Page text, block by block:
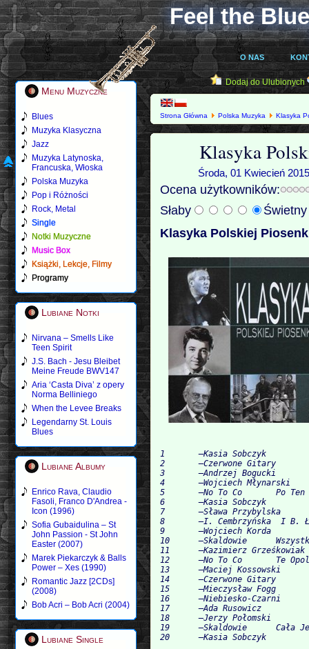
Feel the
O NAS
Menu Muzyczne
Blues
Muzyka Klasyczna
Jazz
Muzyka Latynoska,
Francuska, Włoska
Polska Muzyka
Pop i Różności
Rock, Metal
Single
Notki Muzyczne
Music Box
Książki, Lekcje, Filmy
Programy
Lubiane Notki
Nirvana – Smells Like
Teen Spirit
J.S. Bach - Jesu Bleibet
Meine Freude BWV147
Aria ‘Casta Diva’ z opery
Norma Belliniego
When the Levee Breaks
Legendarny St. Louis
Blues
Lubiane Albumy
Enrico Rava, Claudio
Fasoli, Franco D'Andrea -
Icon (1996)
Sofia Gubaidulina – St
John Passion - St John
Easter (2007)
Marek Piekarczyk & Balls
Power – Xes (1990)
Romantic Jazz [2CDs]
(2008)
Bob Acri – Bob Acri (2004)
Lubiane Single
Dodaj do Ulubionych
Strona Główna Polska Muzyka Klasyka
Klasyka
Środa, 01 Kwiecień
Ocena użytkowników:
Słaby
Klasyka Polskiej
1 	–Kasia Sobczyk	 	Nie Bądź Taki Szybki Bill 	2:10
2 	–Czerwone Gitary 	Takie Ładne Oczy 	2:21
3 	–Andrzej Bogucki 	Czerwony Autobus 	3:27
4 	–Wojciech Młynarski 	Jesteśmy Na Wczasach 	5:05
5 	–No To Co 	Po Ten Kwiat Czerwony 	3:15
6 	–Kasia Sobczyk	 	Mały Książe 	3:50
7 	–Sława Przybylska 	Okularnicy 	2:30
8 	–I. Cembrzyńska  I B. Łazuka 	W Siną Dal 	2:10
9 	–Wojciech Korda 	Niedziela Będzie Dla Nas 	2:50
10 	–Skaldowie 	Wszystko Mi Mówi, Że Mnie Ktoś Pokochał 	2:30
11 	–Kazimierz Grześkowiak 	Chłop Żywemu Nie Przepuści 	3:40
12 	–No To Co 	Te Opolskie Dziouchy 	1:55
13 	–Maciej Kossowski 	Wakacje Z Blondynką 	2:10
14 	–Czerwone Gitary 	Wróćmy Nad Jeziora 	3:40
15 	–Mieczysław Fogg 	Mały Biały Domek 	5:05
16 	–Niebiesko-Czarni 	Głęboka Studzienka 	2:33
17 	–Ada Rusowicz	 	Mój Pierwszy Walc 	2:11
18 	–Jerzy Połomski 	Czy Pani Mieszka Sama 	2:32
19 	–Skaldowie 	Cała Jesteś W Skowronkach 	2:40